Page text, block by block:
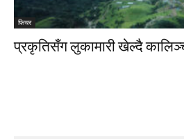
फिचर
प्रकृतिसँग लुकामारी खेल्दै